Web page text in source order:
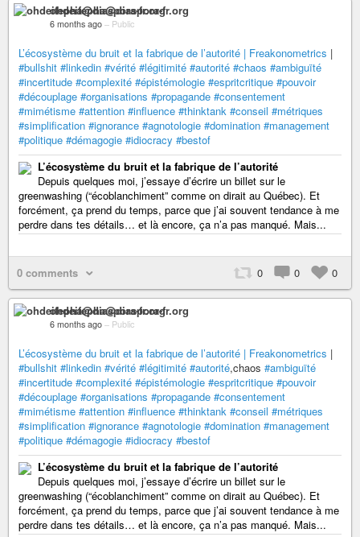
ohdeifepha@diaspora-fr.org
6 months ago – Public
L’écosystème du bruit et la fabrique de l’autorité | Freakonometrics |
#bullshit #linkedin #vérité #légitimité #autorité #chaos #ambiguïté
#incertitude #complexité #épistémologie #espritcritique #pouvoir
#découplage #organisations #propagande #consentement
#mimétisme #attention #influence #thinktank #conseil #métriques
#simplification #ignorance #agnotologie #domination #management
#politique #démagogie #idiocracy #bestof
L’écosystème du bruit et la fabrique de l’autorité
Depuis quelques moi, j’essaye d’écrire un billet sur le
greenwashing (“écoblanchiment” comme on dirait au Québec). Et
forcément, ça prend du temps, parce que j’ai souvent tendance à me
perdre dans tes détails… et là encore, ça n’a pas manqué. Mais...
0 comments 0 0 0
ohdeifepha@diaspora-fr.org
6 months ago – Public
L’écosystème du bruit et la fabrique de l’autorité | Freakonometrics |
#bullshit #linkedin #vérité #légitimité #autorité,chaos #ambiguïté
#incertitude #complexité #épistémologie #espritcritique #pouvoir
#découplage #organisations #propagande #consentement
#mimétisme #attention #influence #thinktank #conseil #métriques
#simplification #ignorance #agnotologie #domination #management
#politique #démagogie #idiocracy #bestof
L’écosystème du bruit et la fabrique de l’autorité
Depuis quelques moi, j’essaye d’écrire un billet sur le
greenwashing (“écoblanchiment” comme on dirait au Québec). Et
forcément, ça prend du temps, parce que j’ai souvent tendance à me
perdre dans tes détails… et là encore, ça n’a pas manqué. Mais...